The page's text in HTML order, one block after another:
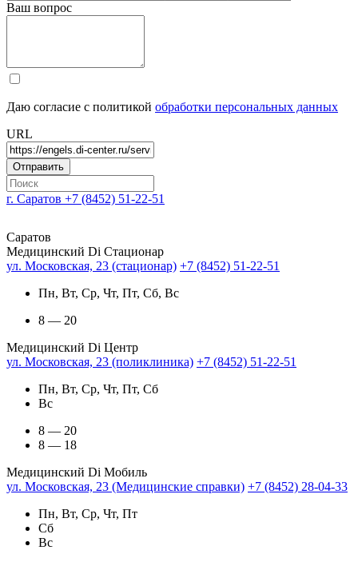
Ваш вопрос
Даю согласие с политикой обработки персональных данных
URL
г. Саратов +7 (8452) 51-22-51
Саратов
Медицинский Di Стационар
ул. Московская, 23 (стационар) +7 (8452) 51-22-51
Пн, Вт, Ср, Чт, Пт, Сб, Вс
8 — 20
Медицинский Di Центр
ул. Московская, 23 (поликлиника) +7 (8452) 51-22-51
Пн, Вт, Ср, Чт, Пт, Сб
Вс
8 — 20
8 — 18
Медицинский Di Мобиль
ул. Московская, 23 (Медицинские справки) +7 (8452) 28-04-33
Пн, Вт, Ср, Чт, Пт
Сб
Вс